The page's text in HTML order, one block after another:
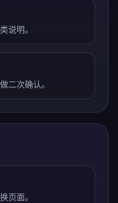
说明。
二次确认。
页面。